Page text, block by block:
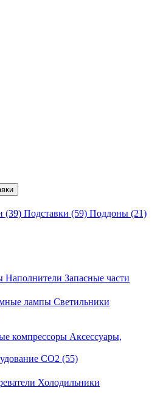
(39) Подставки (59) Поддоны (21)
Наполнители Запасные части
лампы Светильники
компрессоры Аксессуары,
CO2 (55)
Холодильники